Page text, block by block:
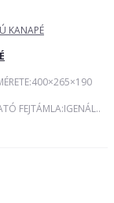
FEJTÁMLA:IGENÁL..